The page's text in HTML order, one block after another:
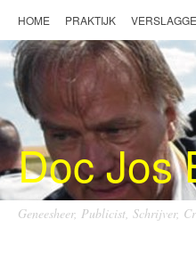
Doc Jos
Geneesheer, Publicist, Schrijver,
HOME PRAKTIJK